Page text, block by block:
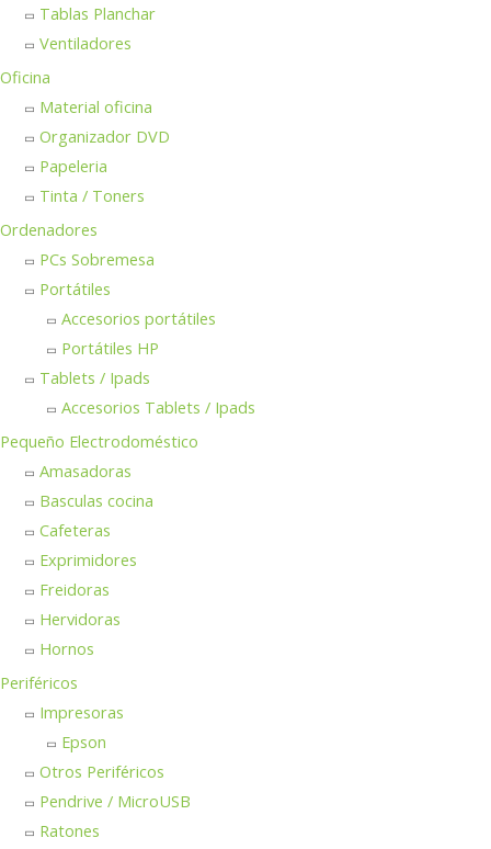
Tablas Planchar
Ventiladores
Oficina
Material oficina
Organizador DVD
Papeleria
Tinta / Toners
Ordenadores
PCs Sobremesa
Portátiles
Accesorios portátiles
Portátiles HP
Tablets / Ipads
Accesorios Tablets / Ipads
Pequeño Electrodoméstico
Amasadoras
Basculas cocina
Cafeteras
Exprimidores
Freidoras
Hervidoras
Hornos
Periféricos
Impresoras
Epson
Otros Periféricos
Pendrive / MicroUSB
Ratones